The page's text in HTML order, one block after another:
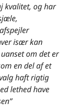
kvalitet, og har
især kan
om det er
en del af et
haft rigtig
lethed have